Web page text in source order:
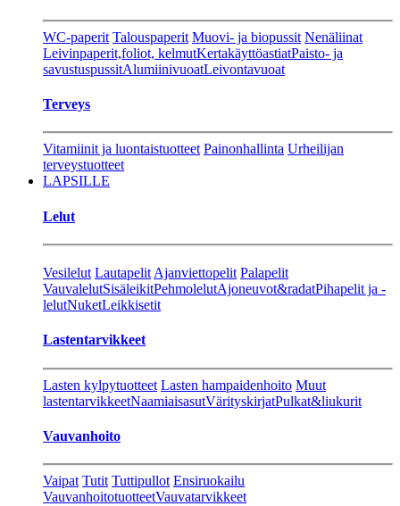
WC-paperit Talouspaperit Muovi- ja biopussit Nenäliinat
Leivinpaperit,foliot, kelmutKertakäyttöastiatPaisto- ja
savustuspussitAlumiinivuoatLeivontavuoat
Terveys
Vitamiinit ja luontaistuotteet Painonhallinta Urheilijan
terveystuotteet
LAPSILLE
Lelut
Vesilelut Lautapelit Ajanviettopelit Palapelit
VauvalelutSisäleikitPehmolelutAjoneuvot&radatPihapelit ja -
lelutNuketLeikkisetit
Lastentarvikkeet
Lasten kylpytuotteet Lasten hampaidenhoito Muut
lastentarvikkeetNaamiaisasutVärityskirjatPulkat&liukurit
Vauvanhoito
Vaipat Tutit Tuttipullot Ensiruokailu
VauvanhoitotuotteetVauvatarvikkeet